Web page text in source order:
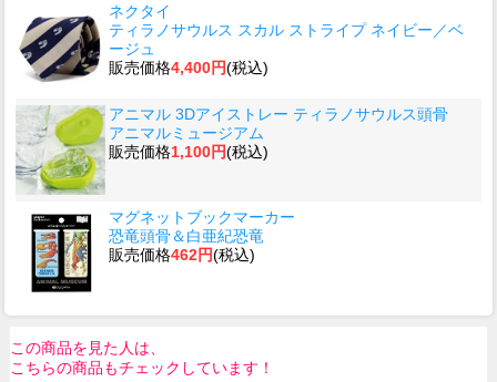
ネクタイ
ティラノサウルス スカル ストライプ ネイビー／ベ
ージュ
販売価格4,400円(税込)
アニマル 3Dアイストレー ティラノサウルス頭骨
アニマルミュージアム
販売価格1,100円(税込)
マグネットブックマーカー
恐竜頭骨＆白亜紀恐竜
販売価格462円(税込)
この商品を見た人は、
こちらの商品もチェックしています！